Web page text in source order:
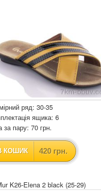
ряд: 30-35
ящика: 6
за пару: 70 грн.
КОШИК 420 грн.
K26-Elena 2 black (25-29)